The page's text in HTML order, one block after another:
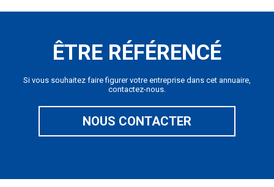
ÊTRE RÉFÉRENCÉ
Si vous souhaitez faire figurer votre entreprise dans cet annuaire,
contactez-nous.
NOUS CONTACTER